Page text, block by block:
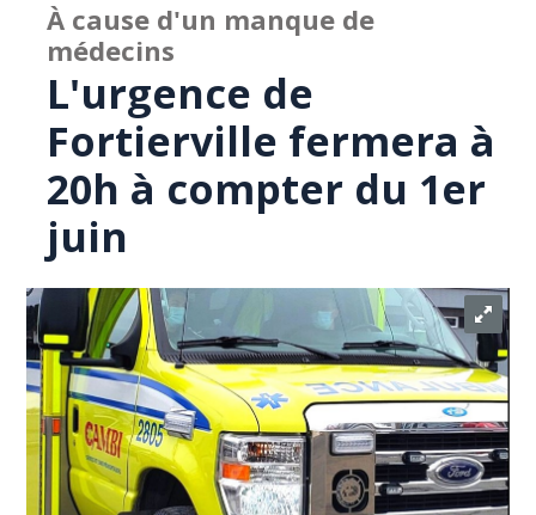
À cause d'un manque de
médecins
L'urgence de
Fortierville fermera à
20h à compter du 1er
juin